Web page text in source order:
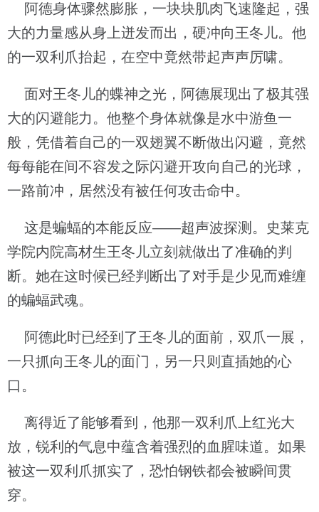
阿德身体骤然膨胀，一块块肌肉飞速隆起，强
大的力量感从身上迸发而出，硬冲向王冬儿。他
的一双利爪抬起，在空中竟然带起声声厉啸。
面对王冬儿的蝶神之光，阿德展现出了极其强
大的闪避能力。他整个身体就像是水中游鱼一
般，凭借着自己的一双翅翼不断做出闪避，竟然
每每能在间不容发之际闪避开攻向自己的光球，
一路前冲，居然没有被任何攻击命中。
这是蝙蝠的本能反应——超声波探测。史莱克
学院内院高材生王冬儿立刻就做出了准确的判
断。她在这时候已经判断出了对手是少见而难缠
的蝙蝠武魂。
阿德此时已经到了王冬儿的面前，双爪一展，
一只抓向王冬儿的面门，另一只则直插她的心
口。
离得近了能够看到，他那一双利爪上红光大
放，锐利的气息中蕴含着强烈的血腥味道。如果
被这一双利爪抓实了，恐怕钢铁都会被瞬间贯
穿。